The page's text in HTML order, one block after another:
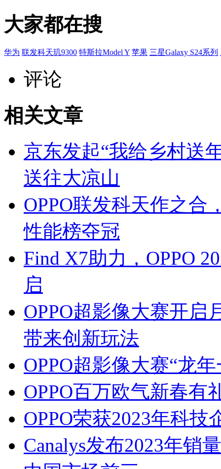
大家都在搜
华为 联发科天玑9300 特斯拉Model Y 苹果 三星Galaxy S24系列
评论
相关文章
京东发起“我给乡村送
送往大凉山
OPPO联发科天作之合
性能榜夺冠
Find X7助力，OPPO
启
OPPO超影像大赛开启
带来创新玩法
OPPO超影像大赛“龙
OPPO百万欧气新春有
OPPO荣获2023年科
Canalys发布2023年销